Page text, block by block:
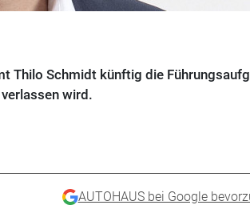
Thilo Schmidt künftig die
wird.
AUTOHAUS bei Google